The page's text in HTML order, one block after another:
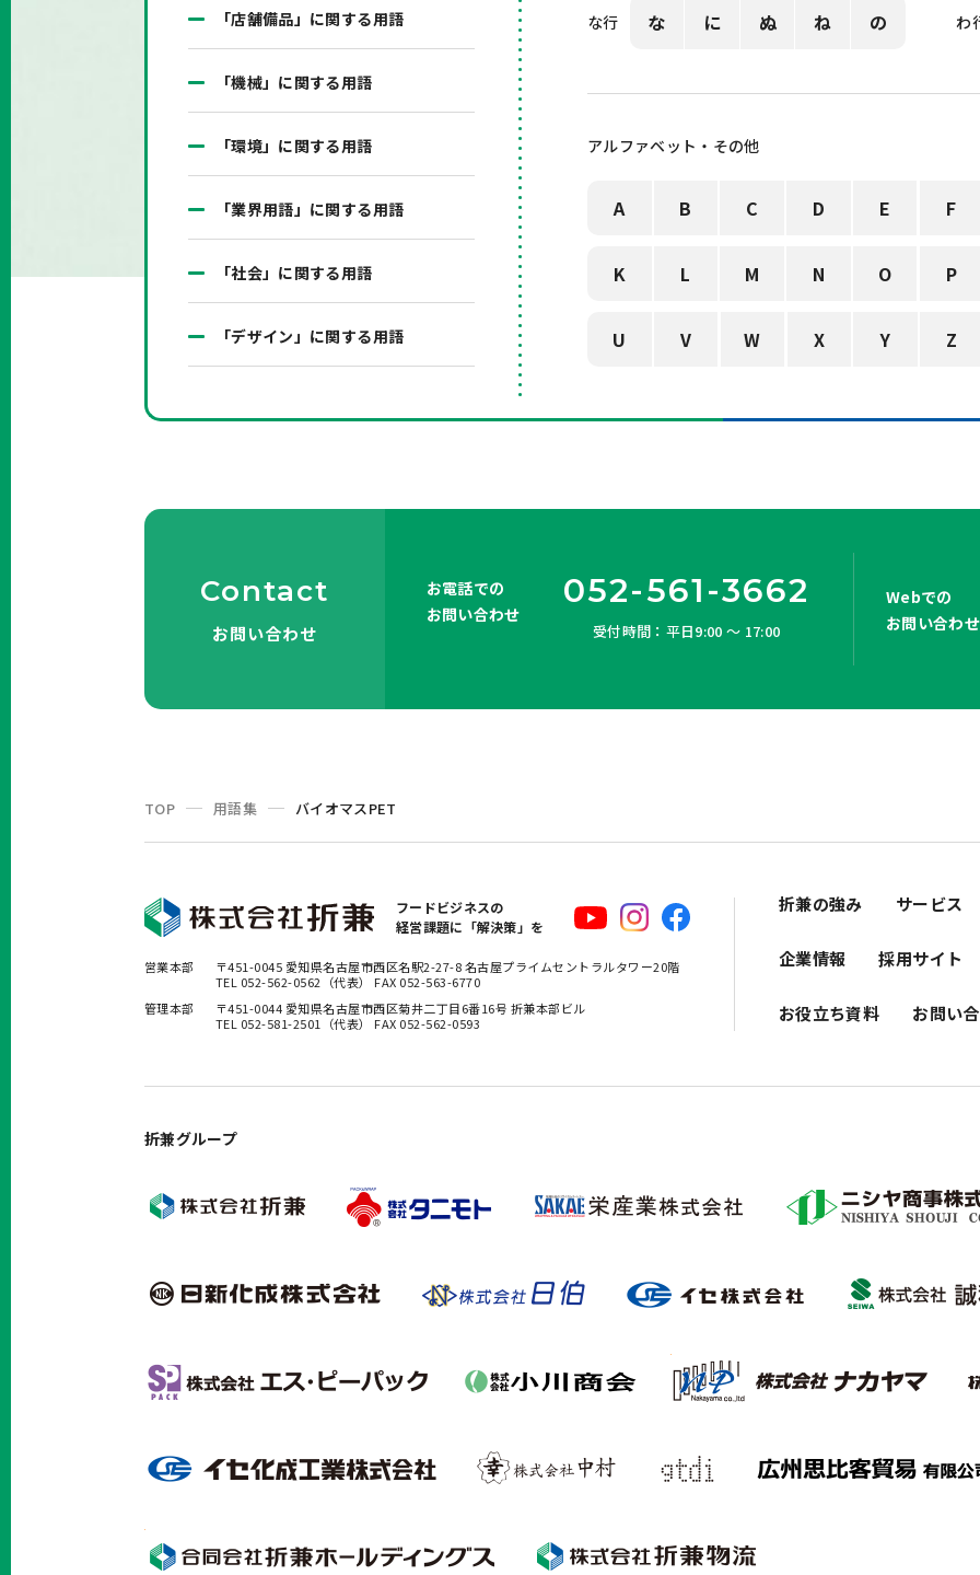
「店舗備品」に関する用語
「機械」に関する用語
「環境」に関する用語
「業界用語」に関する用語
「社会」に関する用語
「デザイン」に関する用語
な行 な に ぬ ね の わ
アルファベット・その他
A B C D E F
K L M N O P
U V W X Y Z
Contact
お問い合わせ
お電話での
お問い合わせ
052-561-3662
受付時間：平日9:00 ～ 17:00
Webでの
お問い合わせ
TOP 用語集 バイオマスPET
フードビジネスの
経営課題に「解決策」を
営業本部
〒451-0045 愛知県名古屋市西区名駅2-27-8 名古屋プライムセントラルタワー20階
TEL 052-562-0562（代表） FAX 052-563-6770
管理本部
〒451-0044 愛知県名古屋市西区菊井二丁目6番16号 折兼本部ビル
TEL 052-581-2501（代表） FAX 052-562-0593
折兼の強み サービス
企業情報 採用サイト
お役立ち資料 お問い
折兼グループ